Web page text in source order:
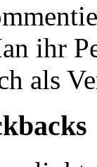
ihr
als